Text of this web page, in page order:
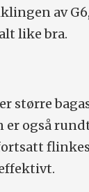
av
like bra.
større
er også